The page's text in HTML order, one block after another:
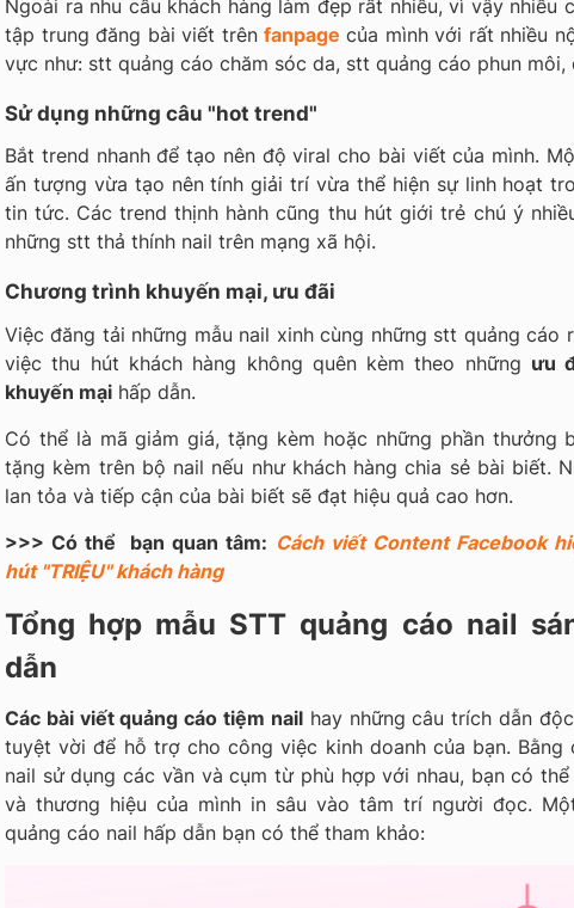
Ngoài ra nhu cầu khách hàng làm đẹp rất nhiều, vì vậy nhiều
tập trung đăng bài viết trênfanpage của mình với rất nhiều
vực như: stt quảng cáo chăm sóc da, stt quảng cáo phun môi,
Sử dụng những câu "hot trend"
Bắt trend nhanh để tạo nên độ viral cho bài viết của mình.
ấn tượng vừa tạo nên tính giải trí vừa thể hiện sự linh hoạt
tin tức. Các trend thịnh hành cũng thu hút giới trẻ chú ý
những stt thả thính nail trên mạng xã hội.
Chương trình khuyến mại, ưu đãi
Việc đăng tải những mẫu nail xinh cùng những stt quảng cáo
việc thu hút khách hàng không quên kèm theo những ưu
khuyến mại hấp dẫn.
Có thể là mã giảm giá, tặng kèm hoặc những phần thưởng
tặng kèm trên bộ nail nếu như khách hàng chia sẻ bài biết.
lan tỏa và tiếp cận của bài biết sẽ đạt hiệu quả cao hơn.
>>> Có thể bạn quan tâm: Cách viết Content Facebook
hút "TRIỆU" khách hàng
Tổng hợp mẫu STT quảng cáo nail
dẫn
Các bài viết quảng cáo tiệm nailhay những câu trích dẫn
tuyệt vời để hỗ trợ cho công việc kinh doanh của bạn. Bằng
nail sử dụng các vần và cụm từ phù hợp với nhau, bạn có
và thương hiệu của mình in sâu vào tâm trí người đọc.
quảng cáo nail hấp dẫn bạn có thể tham khảo: